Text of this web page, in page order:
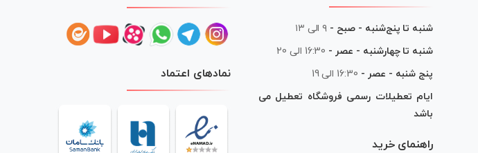
شنبه تا پنج‌شنبه - صبح - ۹ الی ۱۳
شنبه تا چهارشنبه - عصر - 16:30 الی 20
پنج شنبه - عصر - 16:30 الی 19
ایام تعطیلات رسمی فروشگاه تعطیل می
باشد
راهنمای خرید
نمادهای اعتماد